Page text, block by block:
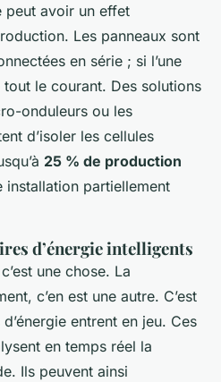
peut avoir un effet
Les panneaux sont
en série ; si l’une
tout le courant. Des solutions
onduleurs ou les
d’isoler les cellules
25 % de production
installation partiellement
d’énergie intelligents
une chose. La
c’en est une autre. C’est
entrent en jeu. Ces
en temps réel la
Ils peuvent ainsi